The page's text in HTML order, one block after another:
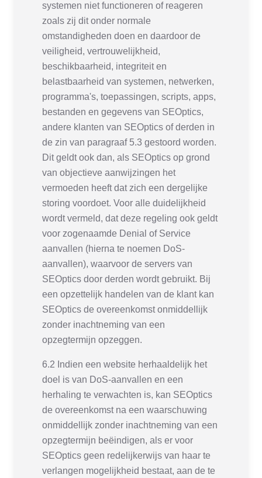
systemen niet functioneren of reageren
zoals zij dit onder normale
omstandigheden doen en daardoor de
veiligheid, vertrouwelijkheid,
beschikbaarheid, integriteit en
belastbaarheid van systemen, netwerken,
programma's, toepassingen, scripts, apps,
bestanden en gegevens van SEOptics,
andere klanten van SEOptics of derden in
de zin van paragraaf 5.3 gestoord worden.
Dit geldt ook dan, als SEOptics op grond
van objectieve aanwijzingen het
vermoeden heeft dat zich een dergelijke
storing voordoet. Voor alle duidelijkheid
wordt vermeld, dat deze regeling ook geldt
voor zogenaamde Denial of Service
aanvallen (hierna te noemen DoS-
aanvallen), waarvoor de servers van
SEOptics door derden wordt gebruikt. Bij
een opzettelijk handelen van de klant kan
SEOptics de overeenkomst onmiddellijk
zonder inachtneming van een
opzegtermijn opzeggen.
6.2 Indien een website herhaaldelijk het
doel is van DoS-aanvallen en een
herhaling te verwachten is, kan SEOptics
de overeenkomst na een waarschuwing
onmiddellijk zonder inachtneming van een
opzegtermijn beëindigen, als er voor
SEOptics geen redelijkerwijs van haar te
verlangen mogelijkheid bestaat, aan de te